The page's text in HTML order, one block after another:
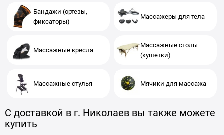
Бандажи (ортезы,
фиксаторы)
Массажеры для тела
Массажные кресла
Массажные столы
(кушетки)
Массажные стулья Мячики для массажа
С доставкой в г. Николаев вы также можете
купить